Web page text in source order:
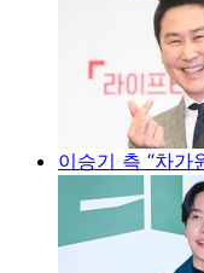
이승기 측 “차가